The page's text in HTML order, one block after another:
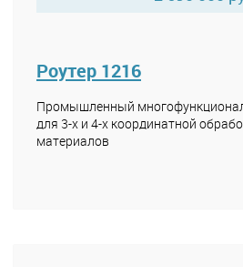
Роутер 1216
Промышленный
для 3-х и 4-х координатной
материалов